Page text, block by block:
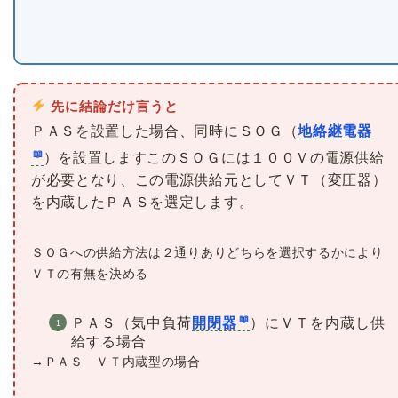
先に結論だけ言うと
ＰＡＳを設置した場合、同時にＳＯＧ（地絡継電器
）を設置しますこのＳＯＧには１００Ｖの電源供給
が必要となり、この電源供給元としてＶＴ（変圧器）
を内蔵したＰＡＳを選定します。
ＳＯＧへの供給方法は２通りありどちらを選択するかにより
ＶＴの有無を決める
ＰＡＳ（気中負荷開閉器
）にＶＴを内蔵し供
給する場合
→ＰＡＳ ＶＴ内蔵型の場合